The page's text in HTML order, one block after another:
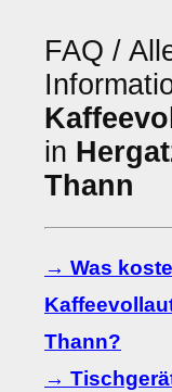
FAQ /
in
Thann
→ Was
Thann?
→